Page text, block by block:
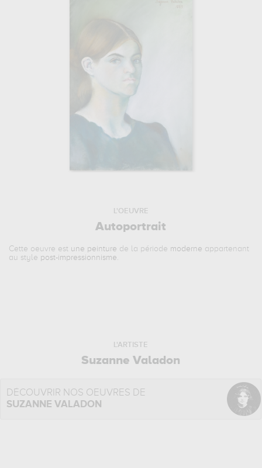
L'OEUVRE
Autoportrait
Cette oeuvre est une peinture de la période moderne appartenant
au style post-impressionnisme.
L'ARTISTE
Suzanne Valadon
DÉCOUVRIR NOS OEUVRES DE
SUZANNE VALADON